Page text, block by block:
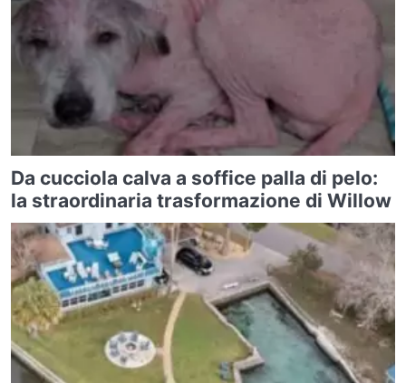
Da cucciola calva a soffice palla di pelo:
la straordinaria trasformazione di Willow